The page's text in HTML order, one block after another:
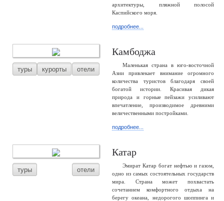
архитектуры, пляжной полосой
Каспийского моря.
подробнее...
туры курорты отели
Камбоджа
Маленькая страна в юго-восточной
Азии привлекает внимание огромного
количества туристов благодаря своей
богатой истории. Красивая дикая
природа и горные пейзажи усиливают
впечатление, производимое древними
величественными постройками.
подробнее...
туры отели
Катар
Эмират Катар богат нефтью и газом,
одно из самых состоятельных государств
мира. Страна может похвастать
сочетанием комфортного отдыха на
берегу океана, недорогого шоппинга и